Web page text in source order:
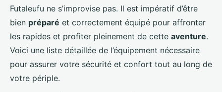
Futaleufu ne s’improvise pas. Il est impératif d’être
bien préparé et correctement équipé pour affronter
les rapides et profiter pleinement de cette aventure.
Voici une liste détaillée de l’équipement nécessaire
pour assurer votre sécurité et confort tout au long de
votre périple.